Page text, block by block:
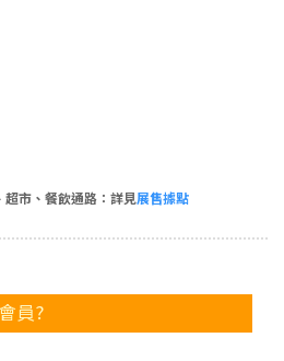
超市、餐飲通路：詳見展售據點
員?